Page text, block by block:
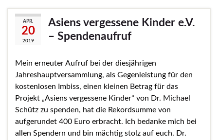
APR.
20
2019
Asiens vergessene Kinder e.V.
– Spendenaufruf
Mein erneuter Aufruf bei der diesjährigen
Jahreshauptversammlung, als Gegenleistung für den
kostenlosen Imbiss, einen kleinen Betrag für das
Projekt „Asiens vergessene Kinder“ von Dr. Michael
Schütz zu spenden, hat die Rekordsumme von
aufgerundet 400 Euro erbracht. Ich bedanke mich bei
allen Spendern und bin mächtig stolz auf euch. Dr.